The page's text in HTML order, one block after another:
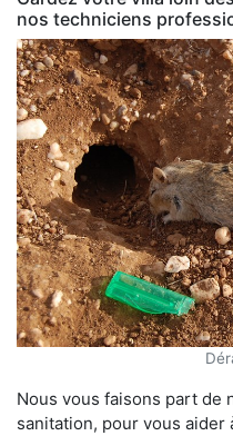
nos techniciens
Nous vous faisons part de
sanitation, pour vous